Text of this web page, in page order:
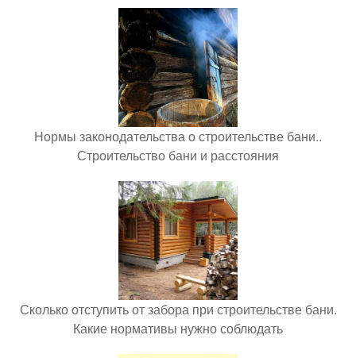
Нормы законодательства о строительстве бани..
Строительство бани и расстояния
Сколько отступить от забора при строительстве бани.
Какие нормативы нужно соблюдать